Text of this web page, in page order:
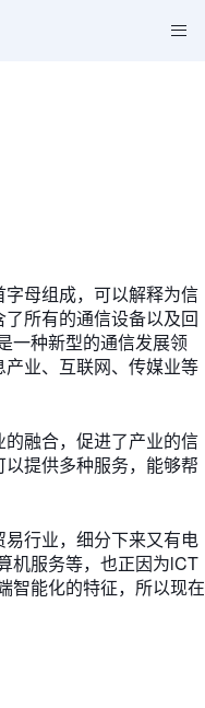
母组成，可以解释为信
所有的通信设备以及回
一种新型的通信发展领
业、互联网、传媒业等
融合，促进了产业的信
提供多种服务，能够帮
行业，细分下来又有电
机服务等，也正因为lCT
智能化的特征，所以现在